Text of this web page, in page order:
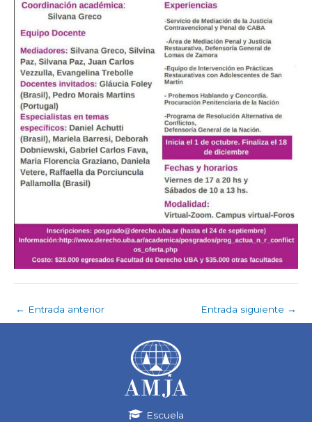
← Entrada anterior Entrada siguiente →
Escuela